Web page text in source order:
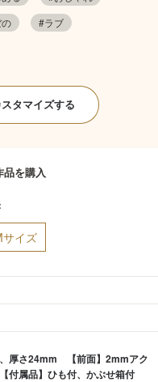
#ラブ
タマイズする
を購入
サイズ
、厚さ24mm 【前面】2mmアク
属品】ひも付、かぶせ箱付